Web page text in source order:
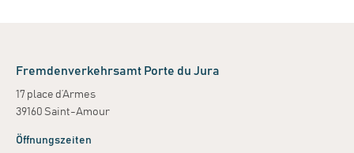
Fremdenverkehrsamt Porte du Jura
17 place d’Armes
39160 Saint-Amour
Öffnungszeiten